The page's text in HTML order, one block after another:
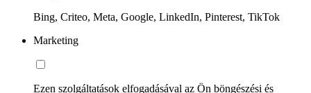
Bing, Criteo, Meta, Google, LinkedIn, Pinterest, TikTok
Marketing
Ezen szolgáltatások elfogadásával az Ön böngészési és